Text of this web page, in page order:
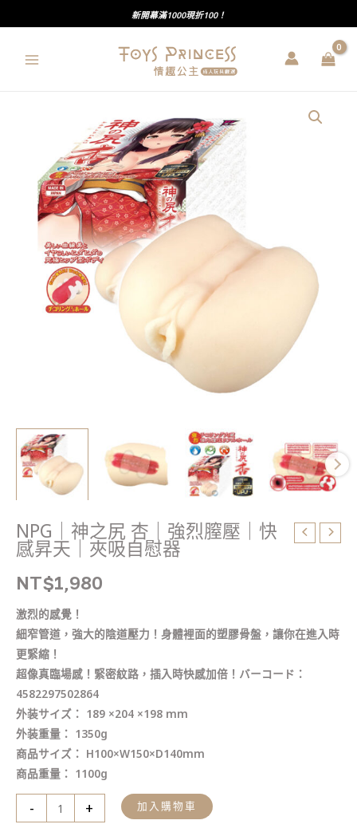
至
新開幕滿1000現折100！
NPG｜神之尻 杏｜強烈膣壓｜快
感昇天｜夾吸自慰器
NT$1,980
激烈的感覺！
細窄管道，強大的陰道壓力！身體裡面的塑膠骨盤，讓你在進入時
更緊縮！
超像真臨場感！緊密紋路，插入時快感加倍！バーコード：
4582297502864
外装サイズ： 189 ×204 ×198 mm
外装重量： 1350g
商品サイズ： H100×W150×D140mm
商品重量： 1100g
-
夾
吸
自
慰
數
量
+ 加入購物車